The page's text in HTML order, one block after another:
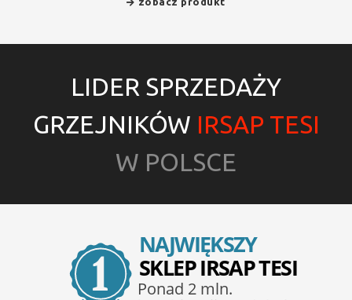
LIDER SPRZEDAŻY
GRZEJNIKÓW IRSAP TESI
W POLSCE